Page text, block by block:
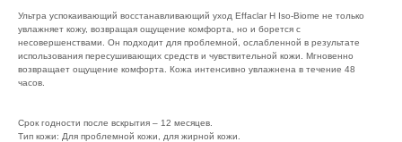
Ультра успокаивающий восстанавливающий уход Effaclar H Iso-Biome не только
увлажняет кожу, возвращая ощущение комфорта, но и борется с
несовершенствами. Он подходит для проблемной, ослабленной в результате
использования пересушивающих средств и чувствительной кожи. Мгновенно
возвращает ощущение комфорта. Кожа интенсивно увлажнена в течение 48
часов.
Срок годности после вскрытия – 12 месяцев.
Тип кожи: Для проблемной кожи, для жирной кожи.